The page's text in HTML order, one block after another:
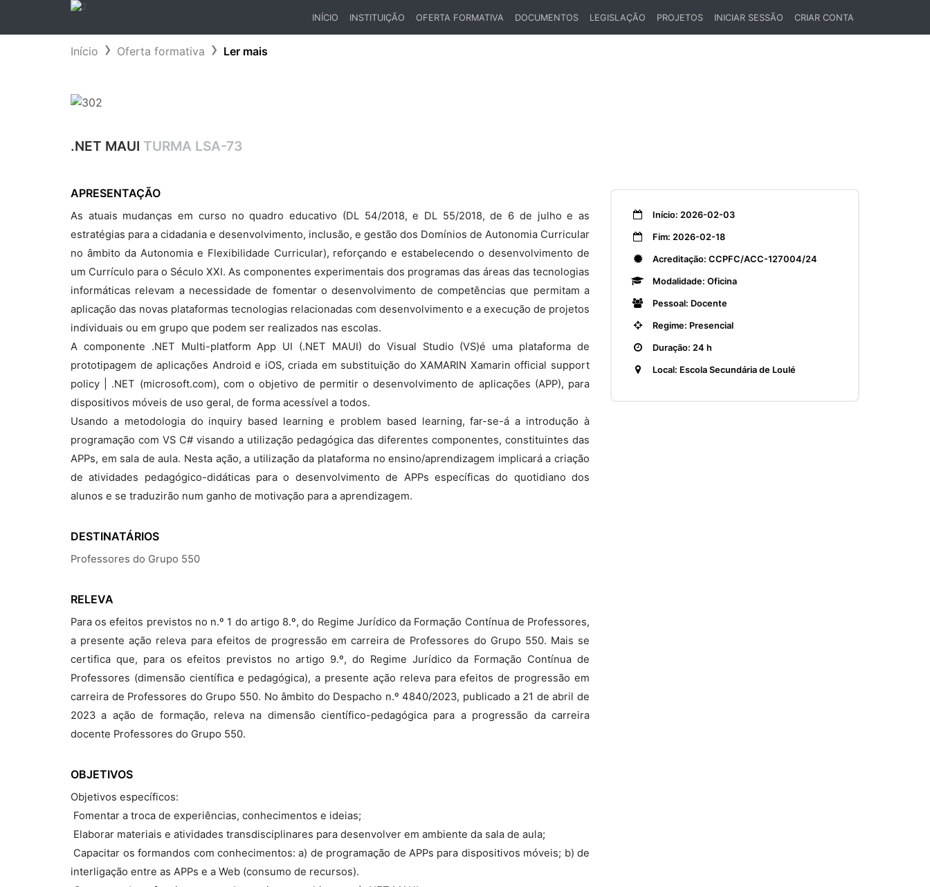
INÍCIO
INSTITUIÇÃO OFERTA FORMATIVA DOCUMENTOS LEGISLAÇÃO PROJETOS INICIAR SESSÃO CRIAR CONTA
Início Oferta formativa Ler mais
.NET MAUI TURMA LSA-73
APRESENTAÇÃO
As atuais mudanças em curso no quadro educativo (DL 54/2018, e DL 55/2018, de 6 de julho e as
estratégias para a cidadania e desenvolvimento, inclusão, e gestão dos Domínios de Autonomia Curricular
no âmbito da Autonomia e Flexibilidade Curricular), reforçando e estabelecendo o desenvolvimento de
um Currículo para o Século XXI. As componentes experimentais dos programas das áreas das tecnologias
informáticas relevam a necessidade de fomentar o desenvolvimento de competências que permitam a
aplicação das novas plataformas tecnologias relacionadas com desenvolvimento e a execução de projetos
individuais ou em grupo que podem ser realizados nas escolas.
A componente .NET Multi-platform App UI (.NET MAUI) do Visual Studio (VS)é uma plataforma de
prototipagem de aplicações Android e iOS, criada em substituição do XAMARIN Xamarin official support
policy | .NET (microsoft.com), com o objetivo de permitir o desenvolvimento de aplicações (APP), para
dispositivos móveis de uso geral, de forma acessível a todos.
Usando a metodologia do inquiry based learning e problem based learning, far-se-á a introdução à
programação com VS C# visando a utilização pedagógica das diferentes componentes, constituintes das
APPs, em sala de aula. Nesta ação, a utilização da plataforma no ensino/aprendizagem implicará a criação
de atividades pedagógico-didáticas para o desenvolvimento de APPs específicas do quotidiano dos
alunos e se traduzirão num ganho de motivação para a aprendizagem.
DESTINATÁRIOS
Professores do Grupo 550
RELEVA
Para os efeitos previstos no n.º 1 do artigo 8.º, do Regime Jurídico da Formação Contínua de Professores,
a presente ação releva para efeitos de progressão em carreira de Professores do Grupo 550. Mais se
certifica que, para os efeitos previstos no artigo 9.º, do Regime Jurídico da Formação Contínua de
Professores (dimensão científica e pedagógica), a presente ação releva para efeitos de progressão em
carreira de Professores do Grupo 550. No âmbito do Despacho n.º 4840/2023, publicado a 21 de abril de
2023 a ação de formação, releva na dimensão científico-pedagógica para a progressão da carreira
docente Professores do Grupo 550.
OBJETIVOS
Objetivos específicos:
 Fomentar a troca de experiências, conhecimentos e ideias;
 Elaborar materiais e atividades transdisciplinares para desenvolver em ambiente da sala de aula;
 Capacitar os formandos com conhecimentos: a) de programação de APPs para dispositivos móveis; b) de
interligação entre as APPs e a Web (consumo de recursos).
Início: 2026-02-03
Fim: 2026-02-18
Acreditação: CCPFC/ACC-127004/24
Modalidade: Oficina
Pessoal: Docente
Regime: Presencial
Duração: 24 h
Local: Escola Secundária de Loulé